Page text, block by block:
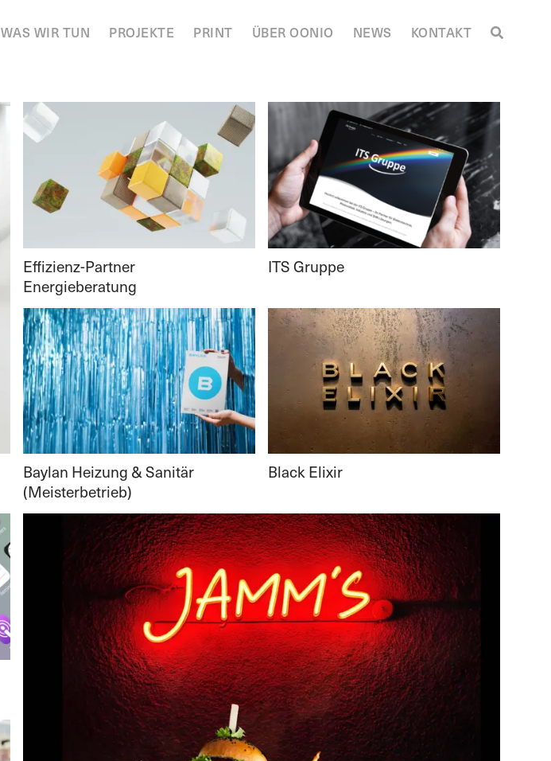
WAS WIR TUN PROJEKTE PRINT ÜBER OONIO NEWS KONTAKT
Effizienz-Partner
Energieberatung
ITS Gruppe
Baylan Heizung & Sanitär
(Meisterbetrieb)
Black Elixir